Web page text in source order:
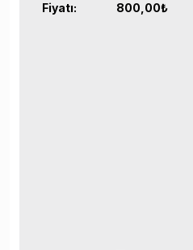
Fiyatı: 800,00₺